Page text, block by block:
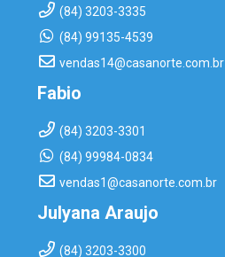
(84) 3203-3335
(84) 99135-4539
vendas14@casanorte.com.br
Fabio
(84) 3203-3301
(84) 99984-0834
vendas1@casanorte.com.br
Julyana Araujo
(84) 3203-3300